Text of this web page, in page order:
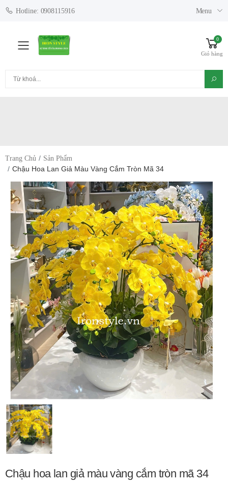
Hotline: 0908115916 Menu
Toggle mobile menu
0
Giỏ hàng
Trang Chủ Sản Phẩm
Chậu Hoa Lan Giả Màu Vàng Cắm Tròn Mã 34
Chậu hoa lan giả màu vàng cắm tròn mã 34